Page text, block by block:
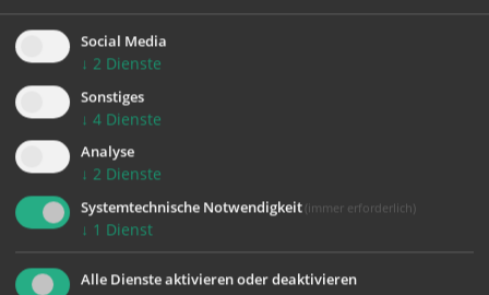
Zustimmung erforderlich!
Bitte akzeptieren Sie
die Seite neu
Social Media
↓ 2 Dienste
Sonstiges
↓ 4 Dienste
Analyse
↓ 2 Dienste
Systemtechnische Notwendigkeit (immer erforderlich)
↓ 1 Dienst
Alle Dienste aktivieren oder deaktivieren